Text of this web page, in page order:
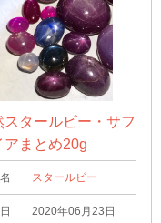
スタールビー・サフ
アまとめ20g
スタールビー
2020年06月23日